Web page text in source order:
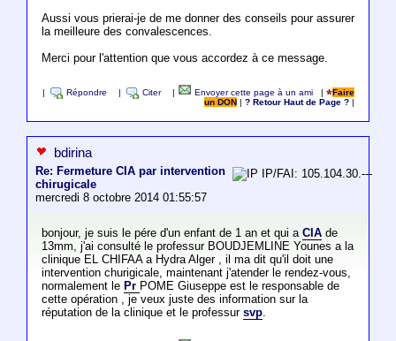
Aussi vous prierai-je de me donner des conseils pour assurer
la meilleure des convalescences.
Merci pour l'attention que vous accordez à ce message.
Répondre Citer Envoyer cette page à un ami |
Faire
un DON
|? Retour Haut de Page ?
bdirina
Re: Fermeture CIA par intervention
chirugicale
mercredi 8 octobre 2014 01:55:57
IP/FAI: 105.104.30.---
bonjour, je suis le pére d'un enfant de 1 an et qui a CIAde
13mm, j'ai consulté le professur BOUDJEMLINE Younes a la
clinique EL CHIFAA a Hydra Alger , il ma dit qu'il doit une
intervention churigicale, maintenant j'atender le rendez-vous,
normalement le Pr POME Giuseppe est le responsable de
cette opération , je veux juste des information sur la
réputation de la clinique et le professur svp.